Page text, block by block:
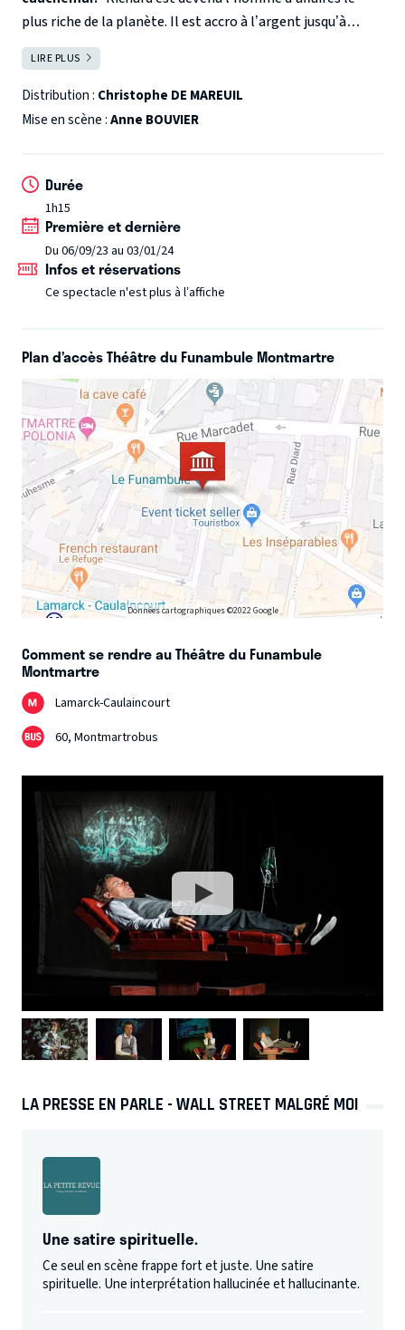
plus riche de la planète. Il est accro à l’argent jusqu’à
l’overdose. Il doit entamer une cure de désintoxication
monétaire pour sauver sa vie et celle de ses proches : plus
ses dividendes enflent, plus Gaïa, sa fille, s'affaiblit.
S’ensuit alors une course effrénée et trépidante contre le
il fut le dompteur magnifique ? Son salut en dépend, et le
nôtre aussi…
possède tout ?Pas si simple…
touchante, cette fable moderne pourrait bien vous
surprendre et émouvoir.
LIRE PLUS
Distribution : Christophe DE MAREUIL
Mise en scène :Anne BOUVIER
Durée
1h15
Première et dernière
Du 06/09/23 au 03/01/24
Infos et réservations
Ce spectacle n'est plus à l’affiche
Plan d’accès Théâtre du Funambule Montmartre
Données cartographiques ©2022 Google
Comment se rendre au Théâtre du Funambule
Montmartre
Lamarck-Caulaincourt
60, Montmartrobus
LA PRESSE EN PARLE - WALL STREET MALGRÉ MOI
Une satire spirituelle.
Ce seul en scène frappe fort et juste. Une satire
spirituelle. Une interprétation hallucinée et hallucinante.